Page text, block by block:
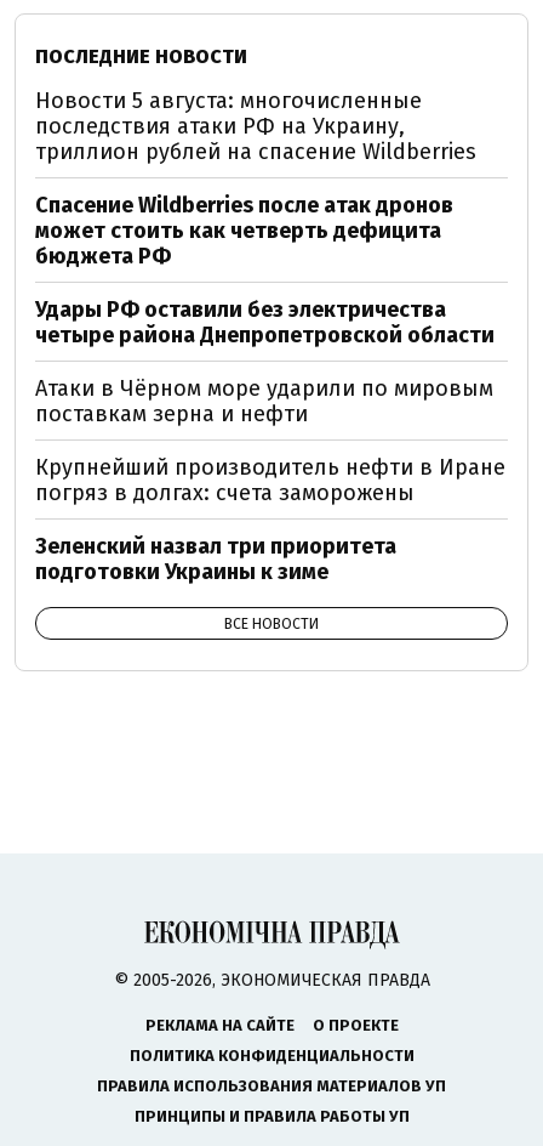
ПОСЛЕДНИЕ НОВОСТИ
Новости 5 августа: многочисленные
последствия атаки РФ на Украину,
триллион рублей на спасение Wildberries
Спасение Wildberries после атак дронов
может стоить как четверть дефицита
бюджета РФ
Удары РФ оставили без электричества
четыре района Днепропетровской области
Атаки в Чёрном море ударили по мировым
поставкам зерна и нефти
Крупнейший производитель нефти в Иране
погряз в долгах: счета заморожены
Зеленский назвал три приоритета
подготовки Украины к зиме
ВСЕ НОВОСТИ
© 2005-2026, ЭКОНОМИЧЕСКАЯ ПРАВДА
РЕКЛАМА НА САЙТЕ
О ПРОЕКТЕ
ПОЛИТИКА КОНФИДЕНЦИАЛЬНОСТИ
ПРАВИЛА ИСПОЛЬЗОВАНИЯ МАТЕРИАЛОВ УП
ПРИНЦИПЫ И ПРАВИЛА РАБОТЫ УП